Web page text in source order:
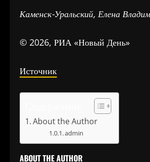
Каменск-Уральский, Елена
© 2026, РИА «Новый День»
Источник
About the Author
admin
ABOUT THE AUTHOR